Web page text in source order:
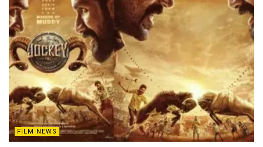
FILM NEWS